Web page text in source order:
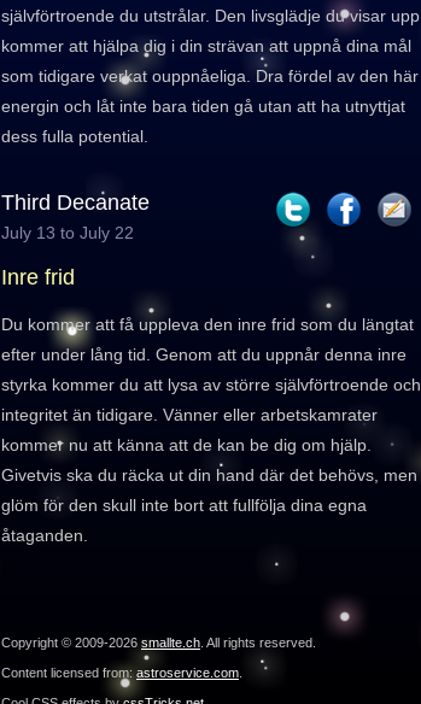
självförtroende du utstrålar. Den livsglädje du visar upp
kommer att hjälpa dig i din strävan att uppnå dina mål
som tidigare verkat ouppnåeliga. Dra fördel av den här
energin och låt inte bara tiden gå utan att ha utnyttjat
dess fulla potential.
Third Decanate
July 13 to July 22
Inre frid
Du kommer att få uppleva den inre frid som du längtat
efter under lång tid. Genom att du uppnår denna inre
styrka kommer du att lysa av större självförtroende och
integritet än tidigare. Vänner eller arbetskamrater
kommer nu att känna att de kan be dig om hjälp.
Givetvis ska du räcka ut din hand där det behövs, men
glöm för den skull inte bort att fullfölja dina egna
åtaganden.
Copyright © 2009-2026 smallte.ch . All rights reserved.
Content licensed from: astroservice.com